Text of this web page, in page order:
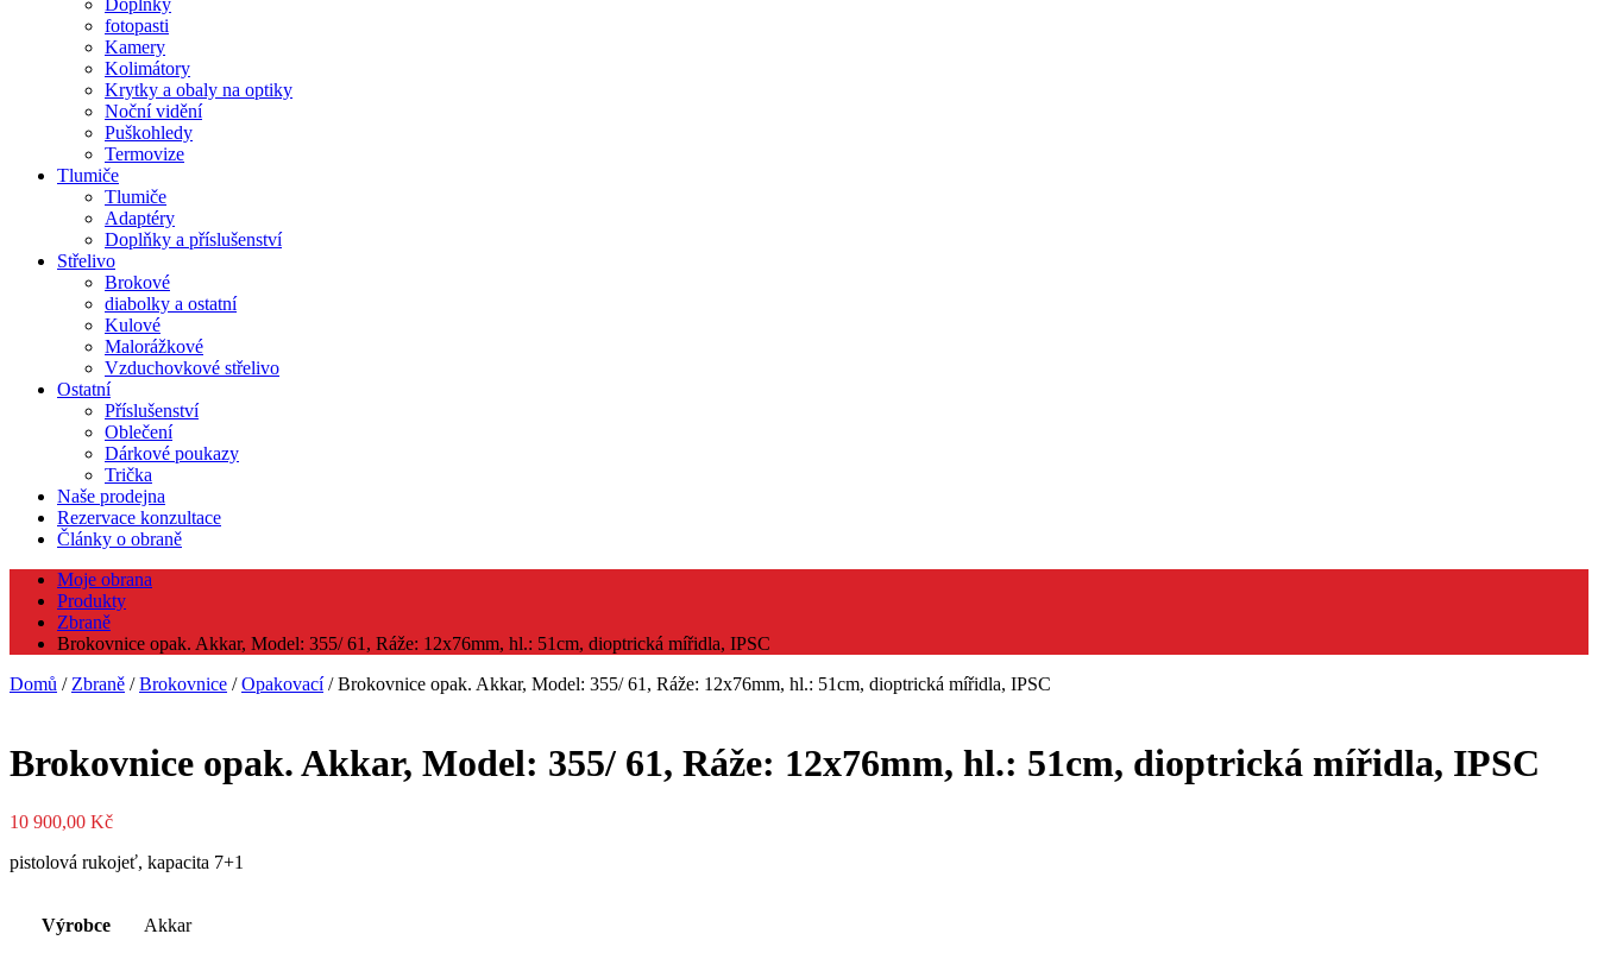
fotopasti
Kamery
Kolimátory
Krytky a obaly na optiky
Noční vidění
Puškohledy
Termovize
Tlumiče
Tlumiče
Adaptéry
Doplňky a příslušenství
Střelivo
Brokové
diabolky a ostatní
Kulové
Malorážkové
Vzduchovkové střelivo
Ostatní
Příslušenství
Oblečení
Dárkové poukazy
Trička
Naše prodejna
Rezervace konzultace
Články o obraně
Moje obrana
Produkty
Zbraně
Brokovnice opak. Akkar, Model: 355/ 61, Ráže: 12x76mm, hl.: 51cm, dioptrická mířidla, IPSC
Domů / Zbraně /Brokovnice /Opakovací/ Brokovnice opak. Akkar, Model: 355/ 61, Ráže: 12x76mm, hl.: 51cm, dioptrická mířidla, IPSC
Brokovnice opak. Akkar, Model: 355/ 61, Ráže: 12x76mm, hl.: 51cm, dioptrická mířidla, IPSC
10 900,00 Kč
pistolová rukojeť, kapacita 7+1
Výrobce Akkar